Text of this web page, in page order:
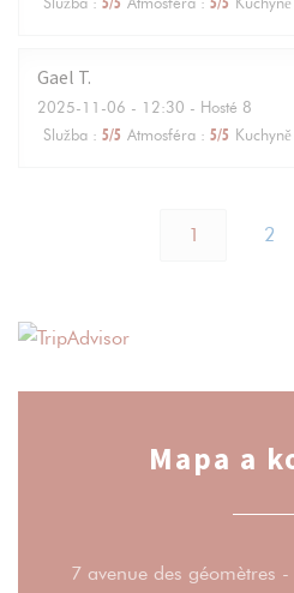
Gael T
2025-11-06 - 12:30 - Hosté 8
Služba : 5/5 Atmosféra : 5/5 Kuchyně
1 2
Mapa a
7 avenue des géomètres